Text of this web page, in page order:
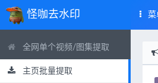
怪咖去水印
全网单个视频/图集提取
主页批量提取
菜